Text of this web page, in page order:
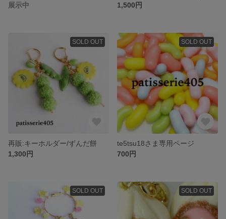
展示中
1,500円
SOLD OUT
再販:キーホルダー/ずんだ餅
1,300円
SOLD OUT
te5tsu18さま専用ページ
700円
SOLD OUT SOLD OUT